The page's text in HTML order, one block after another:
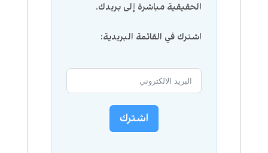
الحقيقية مباشرة إلى بريدك.
اشترك في القائمة البريدية:
اشترك